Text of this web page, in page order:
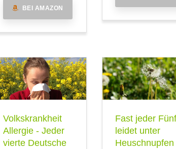
BEI AMAZON
Volkskrankheit
Allergie - Jeder
vierte Deutsche
Fast jeder
leidet unter
Heuschnupfen